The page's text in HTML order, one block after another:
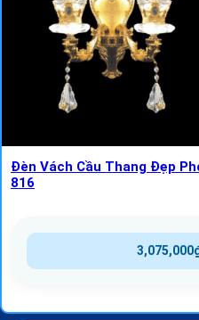
Đèn Vách Cầu Thang Đẹp
816
3,075,000